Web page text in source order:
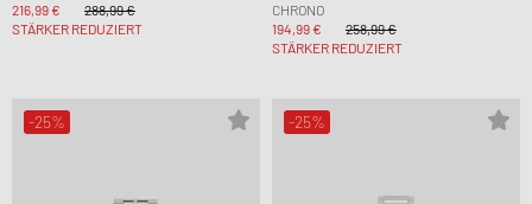
216,99 €
288,99 €
STÄRKER REDUZIERT
CHRONO
194,99 €
258,99 €
STÄRKER REDUZIERT
-25% -25%